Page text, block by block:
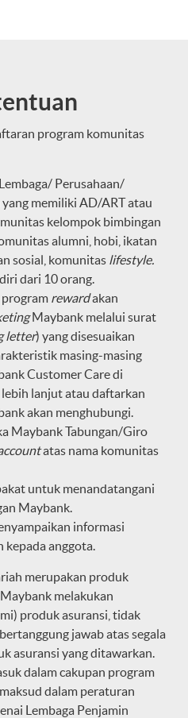
program komunitas
Perusahaan/
memiliki AD/ART atau
kelompok bimbingan
alumni, hobi, ikatan
sosial, komunitas lifestyle.
dari 10 orang.
rewardakan
Maybank melalui surat
letter) yang disesuaikan
masing-masing
Customer Care di
lanjut atau daftarkan
akan menghubungi.
Maybank Tabungan/Giro
atas nama komunitas
untuk menandatangani
Maybank.
informasi
kepada anggota.
merupakan produk
melakukan
produk asuransi, tidak
jawab atas segala
asuransi yang ditawarkan.
dalam cakupan program
dalam peraturan
Lembaga Penjamin